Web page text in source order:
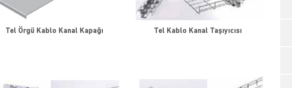
Tel Örgü Kablo Kanal Kapağı Tel Kablo Kanal Taşıyıcısı